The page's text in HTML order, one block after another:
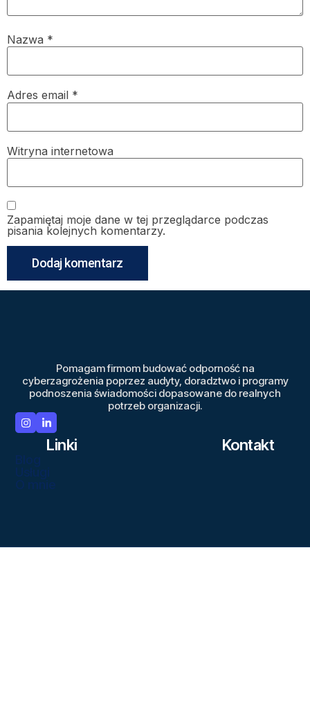
Nazwa *
Adres email *
Witryna internetowa
Zapamiętaj moje dane w tej przeglądarce podczas
pisania kolejnych komentarzy.
Pomagam firmom budować odporność na
cyberzagrożenia poprzez audyty, doradztwo i programy
podnoszenia świadomości dopasowane do realnych
potrzeb organizacji.
Linki Kontakt